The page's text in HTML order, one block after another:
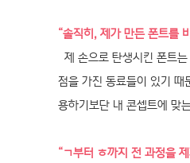
“솔직히, 제가 만든 폰트를
제 손으로 탄생시킨 폰트
점을 가진 동료들이 있기 때
용하기보단 내 콘셉트에 맞
“ㄱ부터 ㅎ까지 전 과정을